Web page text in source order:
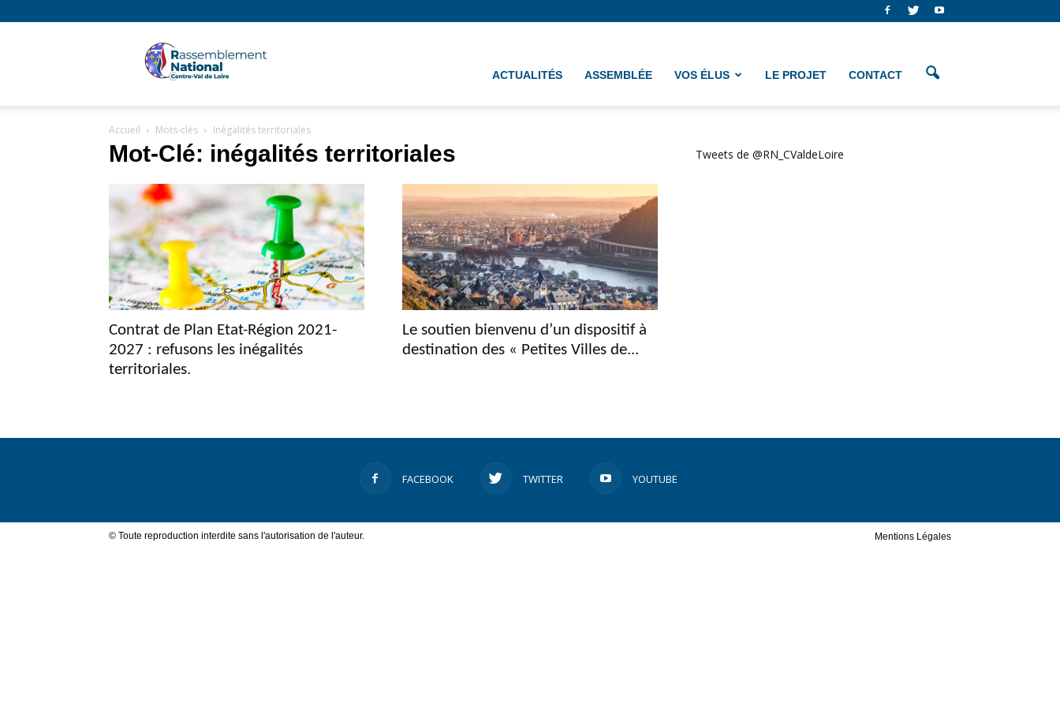
National
Région
ACTUALITÉS ASSEMBLÉE VOS ÉLUS LE PROJET CONTACT
Accueil Mots-clés Inégalités territoriales
Mot-Clé: inégalités territoriales
Contrat de Plan Etat-Région 2021-
2027 : refusons les inégalités
territoriales.
Le soutien bienvenu d’un dispositif à
destination des « Petites Villes de...
Tweets de @RN_CValdeLoire
FACEBOOK TWITTER YOUTUBE
Mentions Légales
© Toute reproduction interdite sans l'autorisation de l'auteur.